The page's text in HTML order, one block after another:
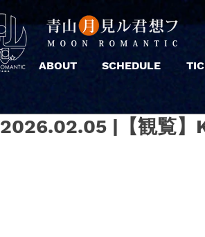
ABOUT SCHEDULE
2026.02.05 |【観覧】